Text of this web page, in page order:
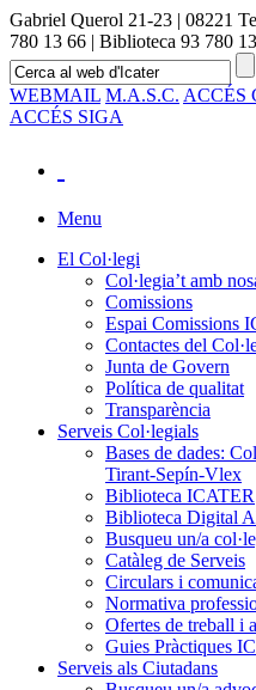
Gabriel Querol 21-23 | 08221
780 13 66 | Biblioteca 93 780
WEBMAIL M.A.S.C. ACCÉS
ACCÉS SIGA
Menu
El Col·legi
Col·legia’t amb
Comissions
Espai Comissions
Contactes del
Junta de Govern
Política de qualitat
Transparència
Serveis Col·legials
Bases de dades:
Tirant-Sepín-Vlex
Biblioteca ICATER
Biblioteca Digital
Busqueu un/a
Catàleg de Serveis
Circulars i
Normativa
Ofertes de treball i
Guies Pràctiques
Serveis als Ciutadans